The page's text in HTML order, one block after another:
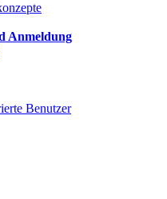
Anmeldung
Benutzer